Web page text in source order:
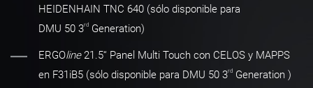
HEIDENHAIN TNC 640 (sólo disponible para
DMU 50 3rd Generation)
ERGOline 21.5‘‘ Panel Multi Touch con CELOS y MAPPS
en F31iB5 (sólo disponible para DMU 50 3rd Generation )